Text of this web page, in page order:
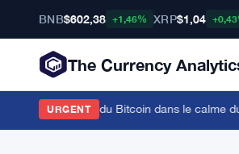
BNB$602,38 +1,46% XRP$1,04
The Currency
URGENT
la dominance du Bitcoin dans le calme du